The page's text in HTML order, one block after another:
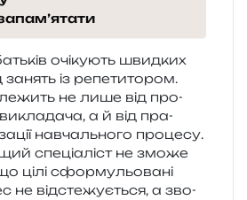
очі­ку­ють швид­ких
занять із репе­ти­то­ром.
не лише від про­
а й від пра­
навчаль­но­го про­це­су.
спе­ці­а­ліст не зможе
цілі сфор­му­льо­ва­ні
не від­сте­жу­є­ться, а зво­